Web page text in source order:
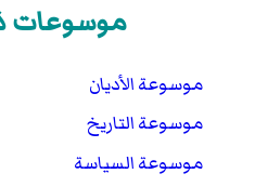
موسوعات
موسوعة الأديان
موسوعة التاريخ
موسوعة السياسة